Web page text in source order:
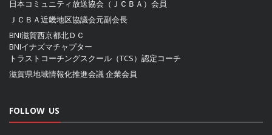
日本コミュニティ放送協会（ＪＣＢＡ） 会員
ＪＣＢＡ近畿地区協議会元副会長
BNI滋賀西京都北ＤＣ
BNIイナズマチャプター
トラストコーチングスクール（TCS）認定コーチ
滋賀県地域情報化推進会議企業会員
FOLLOW US